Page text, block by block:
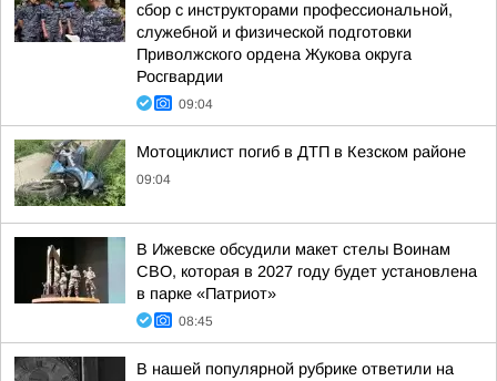
сбор с инструкторами профессиональной,
служебной и физической подготовки
Приволжского ордена Жукова округа
Росгвардии
09:04
Мотоциклист погиб в ДТП в Кезском районе
09:04
В Ижевске обсудили макет стелы Воинам
СВО, которая в 2027 году будет установлена
в парке «Патриот»
08:45
В нашей популярной рубрике ответили на